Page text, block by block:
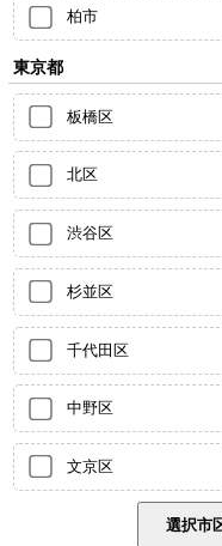
柏市
東京都
板橋区
北区
渋谷区
杉並区
千代田区
中野区
文京区